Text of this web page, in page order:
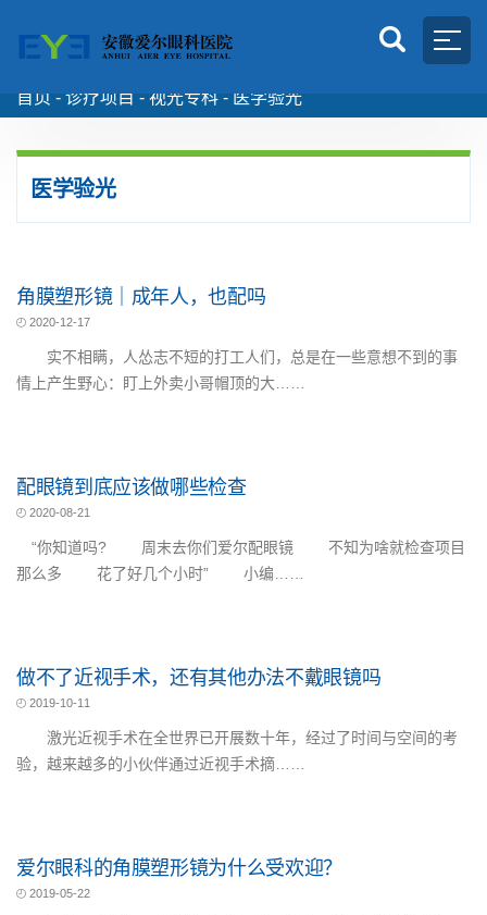
首页 - 诊疗项目 - 视光专科 - 医学验光
医学验光
角膜塑形镜｜成年人，也配吗
2020-12-17
实不相瞒，人怂志不短的打工人们，总是在一些意想不到的事
情上产生野心：盯上外卖小哥帽顶的大……
配眼镜到底应该做哪些检查
2020-08-21
“你知道吗? 周末去你们爱尔配眼镜 不知为啥就检查项目
那么多 花了好几个小时” 小编……
做不了近视手术，还有其他办法不戴眼镜吗
2019-10-11
激光近视手术在全世界已开展数十年，经过了时间与空间的考
验，越来越多的小伙伴通过近视手术摘……
爱尔眼科的角膜塑形镜为什么受欢迎？
2019-05-22